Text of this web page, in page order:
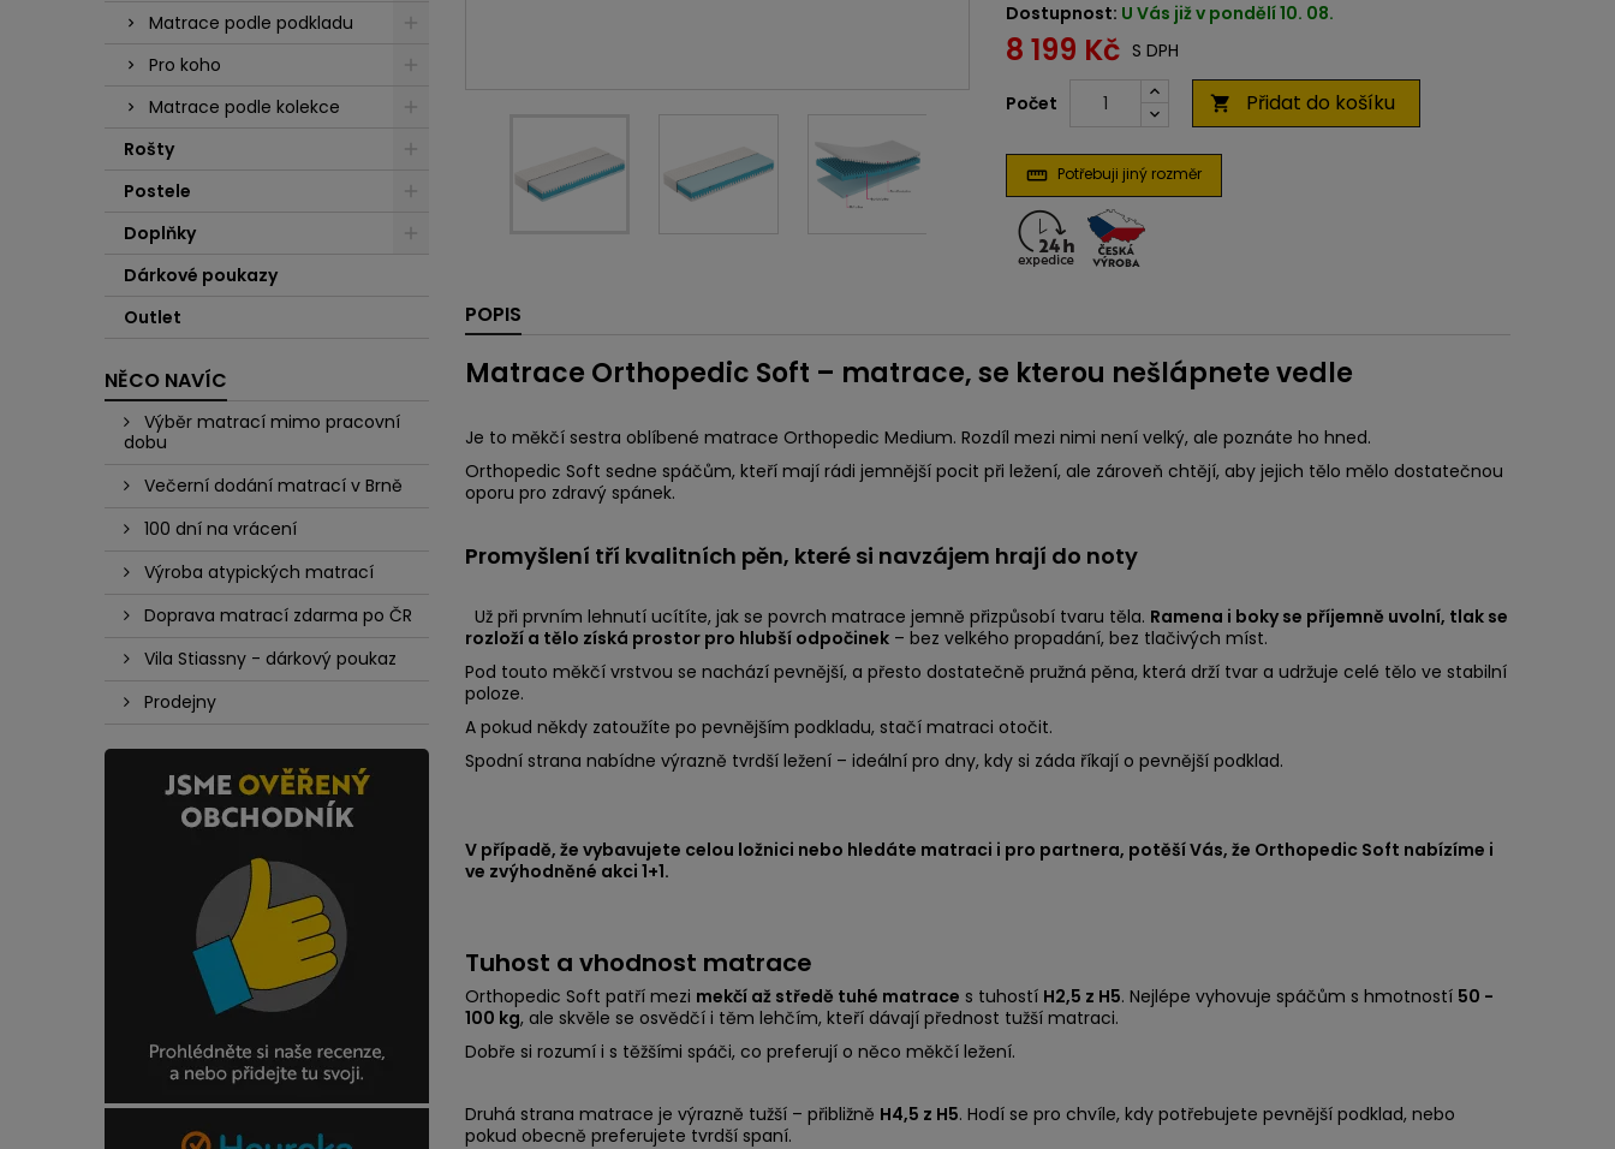
Matrace podle podkladu
Pro koho
Matrace podle kolekce
Rošty
Postele
Doplňky
Dárkové poukazy
Outlet
NĚCO NAVÍC
Výběr matrací mimo pracovní
dobu
Večerní dodání matrací v Brně
100 dní na vrácení
Výroba atypických matrací
Doprava matrací zdarma po ČR
Vila Stiassny - dárkový poukaz
Prodejny
Dostupnost: U Vás již v pondělí 10. 08.
8 199 Kč S DPH
Počet  Přidat do košíku
straighten Potřebuji jiný rozměr
POPIS
Matrace Orthopedic Soft – matrace, se kterou nešlápnete vedle
Je to měkčí sestra oblíbené matrace Orthopedic Medium. Rozdíl mezi nimi není velký, ale poznáte ho hned.
Orthopedic Soft sedne spáčům, kteří mají rádi jemnější pocit při ležení, ale zároveň chtějí, aby jejich tělo mělo dostatečnou
oporu pro zdravý spánek.
Promyšlení tří kvalitních pěn, které si navzájem hrají do noty
Už při prvním lehnutí ucítíte, jak se povrch matrace jemně přizpůsobí tvaru těla. Ramena i boky se příjemně uvolní, tlak se
rozloží a tělo získá prostor pro hlubší odpočinek – bez velkého propadání, bez tlačivých míst.
Pod touto měkčí vrstvou se nachází pevnější, a přesto dostatečně pružná pěna, která drží tvar a udržuje celé tělo ve stabilní
poloze.
A pokud někdy zatoužíte po pevnějším podkladu, stačí matraci otočit.
Spodní strana nabídne výrazně tvrdší ležení – ideální pro dny, kdy si záda říkají o pevnější podklad.
V případě, že vybavujete celou ložnici nebo hledáte matraci i pro partnera, potěší Vás, že Orthopedic Soft nabízíme i
ve zvýhodněné akci 1+1.
Tuhost a vhodnost matrace
Orthopedic Soft patří mezi mekčí až středě tuhé matrace s tuhostí H2,5 z H5. Nejlépe vyhovuje spáčům s hmotností 50 -
100 kg, ale skvěle se osvědčí i těm lehčím, kteří dávají přednost tužší matraci.
Dobře si rozumí i s těžšími spáči, co preferují o něco měkčí ležení.
Druhá strana matrace je výrazně tužší – přibližně H4,5 z H5. Hodí se pro chvíle, kdy potřebujete pevnější podklad, nebo
pokud obecně preferujete tvrdší spaní.